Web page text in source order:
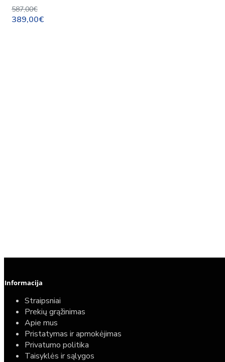
587,00€
389,00€
Informacija
Straipsniai
Prekių grąžinimas
Apie mus
Pristatymas ir apmokėjimas
Privatumo politika
Taisyklės ir sąlygos